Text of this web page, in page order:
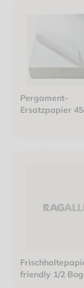
Pergament-
Ersatzpapier
friendly 1/2